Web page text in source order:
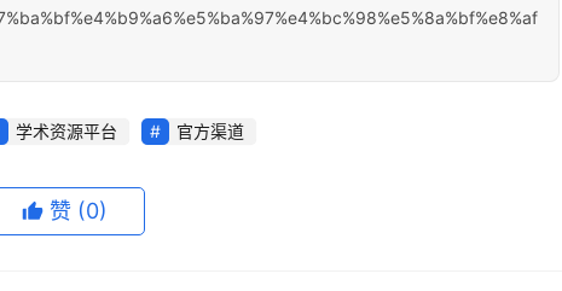
学术资源平台 官方渠道
赞 (0)